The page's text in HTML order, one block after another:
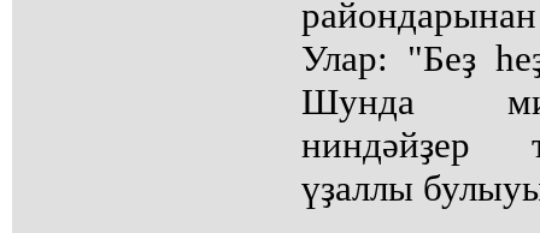
Улар: "Беҙ
Шунда
ниндәйҙер
үҙаллы